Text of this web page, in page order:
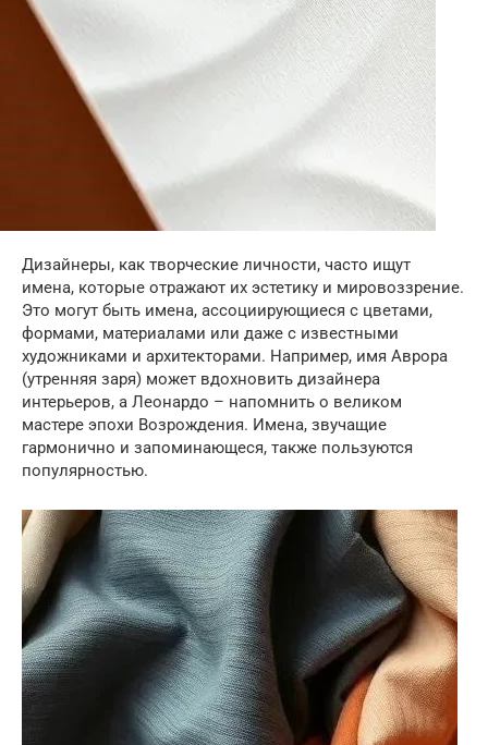
Дизайнеры, как творческие личности, часто ищут
имена, которые отражают их эстетику и мировоззрение.
Это могут быть имена, ассоциирующиеся с цветами,
формами, материалами или даже с известными
художниками и архитекторами. Например, имя Аврора
(утренняя заря) может вдохновить дизайнера
интерьеров, а Леонардо – напомнить о великом
мастере эпохи Возрождения. Имена, звучащие
гармонично и запоминающеся, также пользуются
популярностью.